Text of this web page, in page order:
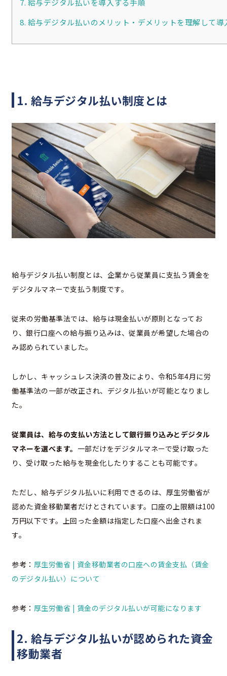
7. 給与デジタル払いを導入する手順
8. 給与デジタル払いのメリット・デメリットを理解して
1. 給与デジタル払い制度とは
給与デジタル払い制度とは、企業から従業員に支払う賃金を
デジタルマネーで支払う制度です。
従来の労働基準法では、給与は現金払いが原則となってお
り、銀行口座への給与振り込みは、従業員が希望した場合の
み認められていました。
しかし、キャッシュレス決済の普及により、令和5年4月に労
働基準法の一部が改正され、デジタル払いが可能となりまし
た。
従業員は、給与の支払い方法として銀行振り込みとデジタル
マネーを選べます。 一部だけをデジタルマネーで受け取った
り、受け取った給与を現金化したりすることも可能です。
ただし、給与デジタル払いに利用できるのは、厚生労働省が
認めた資金移動業者だけとされています。口座の上限額は100
万円以下です。上回った金額は指定した口座へ出金されま
す。
参考： 厚生労働省 | 資金移動業者の口座への賃金支払（賃金
のデジタル払い）について
参考： 厚生労働省 | 賃金のデジタル払いが可能になります
2. 給与デジタル払いが認められた資金
移動業者